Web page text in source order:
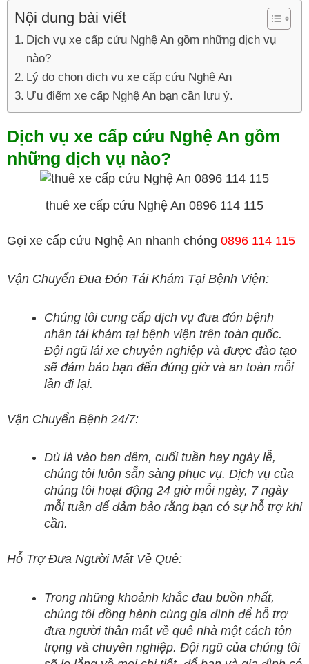
Nội dung bài viết
Dịch vụ xe cấp cứu Nghệ An gồm những dịch vụ
nào?
Lý do chọn dịch vụ xe cấp cứu Nghệ An
Ưu điểm xe cấp Nghệ An bạn cần lưu ý.
Dịch vụ xe cấp cứu Nghệ An gồm
những dịch vụ nào?
thuê xe cấp cứu Nghệ An 0896 114 115
Gọi xe cấp cứu Nghệ An nhanh chóng 0896 114 115
Vận Chuyển Đua Đón Tái Khám Tại Bệnh Viện:
Chúng tôi cung cấp dịch vụ đưa đón bệnh
nhân tái khám tại bệnh viện trên toàn quốc.
Đội ngũ lái xe chuyên nghiệp và được đào tạo
sẽ đảm bảo bạn đến đúng giờ và an toàn mỗi
lần đi lại.
Vận Chuyển Bệnh 24/7:
Dù là vào ban đêm, cuối tuần hay ngày lễ,
chúng tôi luôn sẵn sàng phục vụ. Dịch vụ của
chúng tôi hoạt động 24 giờ mỗi ngày, 7 ngày
mỗi tuần để đảm bảo rằng bạn có sự hỗ trợ khi
cần.
Hỗ Trợ Đưa Người Mất Về Quê:
Trong những khoảnh khắc đau buồn nhất,
chúng tôi đồng hành cùng gia đình để hỗ trợ
đưa người thân mất về quê nhà một cách tôn
trọng và chuyên nghiệp. Đội ngũ của chúng tôi